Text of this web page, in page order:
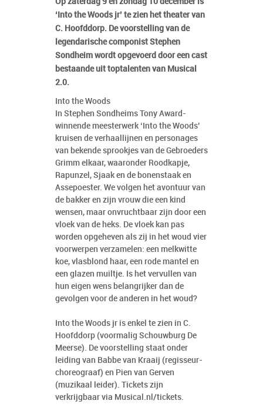
‘Into the Woods jr’ te zien het theater van
C. Hoofddorp. De voorstelling van de
legendarische componist Stephen
Sondheim wordt opgevoerd door een cast
bestaande uit toptalenten van Musical
2.0.
Into the Woods
In Stephen Sondheims Tony Award-
winnende meesterwerk ‘Into the Woods’
kruisen de verhaallijnen en personages
van bekende sprookjes van de Gebroeders
Grimm elkaar, waaronder Roodkapje,
Rapunzel, Sjaak en de bonenstaak en
Assepoester. We volgen het avontuur van
de bakker en zijn vrouw die een kind
wensen, maar onvruchtbaar zijn door een
vloek van de heks. De vloek kan pas
worden opgeheven als zij in het woud vier
voorwerpen verzamelen: een melkwitte
koe, vlasblond haar, een rode mantel en
een glazen muiltje. Is het vervullen van
hun eigen wens belangrijker dan de
gevolgen voor de anderen in het woud?
Into the Woods jr is enkel te zien in C.
Hoofddorp (voormalig Schouwburg De
Meerse). De voorstelling staat onder
leiding van Babbe van Kraaij (regisseur-
choreograaf) en Pien van Gerven
(muzikaal leider). Tickets zijn
verkrijgbaar via Musical.nl/tickets.